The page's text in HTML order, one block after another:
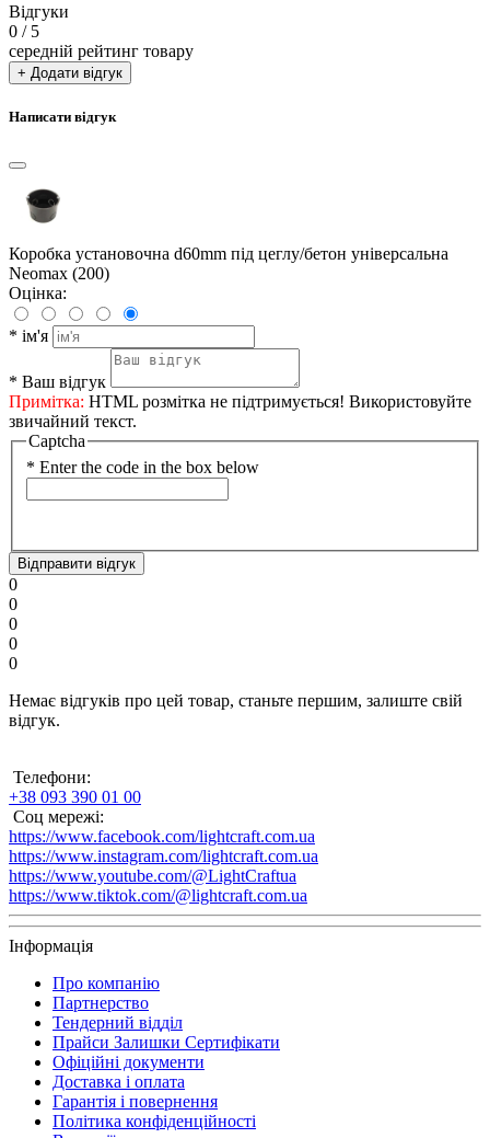
Відгуки
0 / 5
середній рейтинг товару
+ Додати відгук
Написати відгук
Коробка установочна d60mm під цеглу/бетон універсальна
Neomax (200)
Оцінка:
* ім'я
* Ваш відгук
Примітка: HTML розмітка не підтримується! Використовуйте
звичайний текст.
Captcha
* Enter the code in the box below
Відправити відгук
0
0
0
0
0
Немає відгуків про цей товар, станьте першим, залиште свій
відгук.
Телефони:
+38 093 390 01 00
Соц мережі:
https://www.facebook.com/lightcraft.com.ua
https://www.instagram.com/lightcraft.com.ua
https://www.youtube.com/@LightCraftua
https://www.tiktok.com/@lightcraft.com.ua
Інформація
Про компанію
Партнерство
Тендерний відділ
Прайси Залишки Сертифікати
Офіційні документи
Доставка і оплата
Гарантія і повернення
Політика конфіденційності